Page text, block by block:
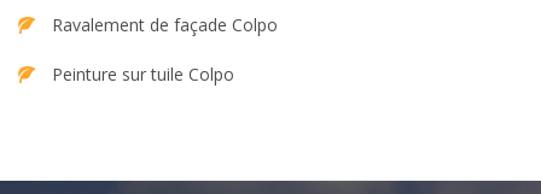
Ravalement de façade Colpo
Peinture sur tuile Colpo